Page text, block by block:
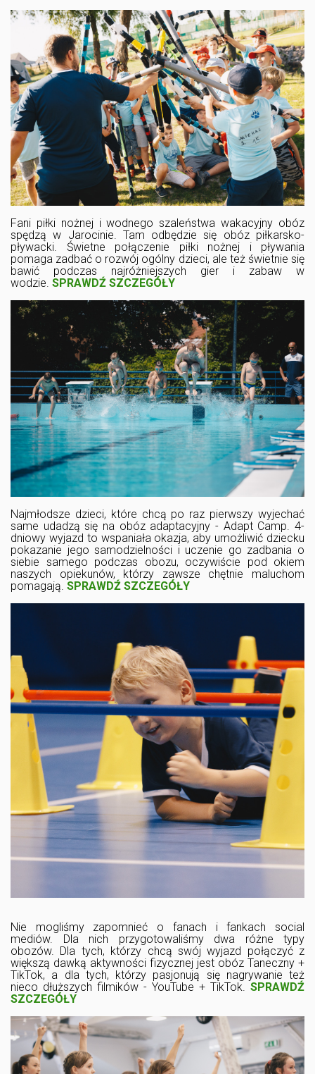
Fani piłki nożnej i wodnego szaleństwa wakacyjny obóz
spędzą w Jarocinie. Tam odbędzie się obóz piłkarsko-
pływacki. Świetne połączenie piłki nożnej i pływania
pomaga zadbać o rozwój ogólny dzieci, ale też świetnie się
bawić podczas najróżniejszych gier i zabaw w
wodzie. SPRAWDŹ SZCZEGÓŁY
Najmłodsze dzieci, które chcą po raz pierwszy wyjechać
same udadzą się na obóz adaptacyjny - Adapt Camp. 4-
dniowy wyjazd to wspaniała okazja, aby umożliwić dziecku
pokazanie jego samodzielności i uczenie go zadbania o
siebie samego podczas obozu, oczywiście pod okiem
naszych opiekunów, którzy zawsze chętnie maluchom
pomagają. SPRAWDŹ SZCZEGÓŁY
Nie mogliśmy zapomnieć o fanach i fankach social
mediów. Dla nich przygotowaliśmy dwa różne typy
obozów. Dla tych, którzy chcą swój wyjazd połączyć z
większą dawką aktywności fizycznej jest obóz Taneczny +
TikTok, a dla tych, którzy pasjonują się nagrywanie też
nieco dłuższych filmików - YouTube + TikTok. SPRAWDŹ
SZCZEGÓŁY